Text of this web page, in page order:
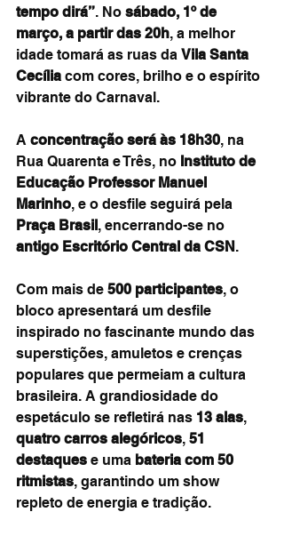
tempo dirá”. No sábado, 1º de
março, a partir das 20h, a melhor
idade tomará as ruas da Vila Santa
Cecília com cores, brilho e o espírito
vibrante do Carnaval.
A concentração será às 18h30, na
Rua Quarenta e Três, no Instituto de
Educação Professor Manuel
Marinho, e o desfile seguirá pela
Praça Brasil, encerrando-se no
antigo Escritório Central da CSN.
Com mais de 500 participantes, o
bloco apresentará um desfile
inspirado no fascinante mundo das
superstições, amuletos e crenças
populares que permeiam a cultura
brasileira. A grandiosidade do
espetáculo se refletirá nas 13 alas,
quatro carros alegóricos, 51
destaques e uma bateria com 50
ritmistas, garantindo um show
repleto de energia e tradição.